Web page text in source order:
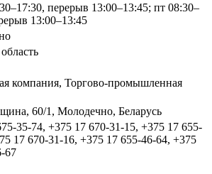
перерыв 13:00–13:45; пт 08:30–
13:00–13:45
компания, Торгово-промышленная
60/1, Молодечно, Беларусь
35-74, +375 17 670-31-15, +375 17 655-
17 670-31-16, +375 17 655-46-64, +375
67